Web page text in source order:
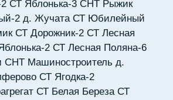
СТ Яблонька-3 СНТ Рыжик
2 д. Жучата СТ Юбилейный
СТ Дорожник-2 СТ Лесная
2 СТ Лесная Поляна-6
СНТ Машиностроитель д.
СТ Ягодка-2
СТ Белая Береза СТ